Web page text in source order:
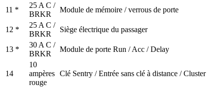
11 *
25 A C /
BRKR
Module de mémoire / verrous de porte
12 *
25 A C /
BRKR
Siège électrique du passager
13 *
30 A C /
BRKR
Module de porte Run / Acc / Delay
14
10
ampères
rouge
Clé Sentry / Entrée sans clé à distance / Cluster